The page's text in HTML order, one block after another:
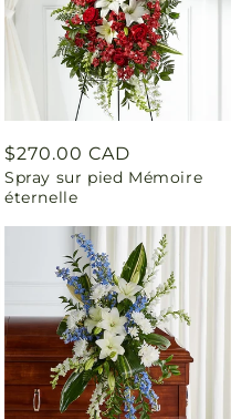
Prix
habituel
$270.00 CAD
Spray sur pied Mémoire
éternelle